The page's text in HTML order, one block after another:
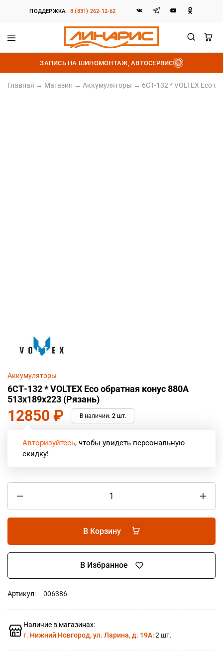
ПОДДЕРЖКА: 8 (831) 262-12-62
Линарис
Продажа
шин,
дисков
и
аккумуляторов
ЗАПИСЬ НА ШИНОМОНТАЖ, АВТОСЕРВИС
Главная → Магазин → Аккумуляторы → 6СТ-132 * VOLTEX Eco
Аккумуляторы
6СТ-132 * VOLTEX Eco обратная конус 880А
513x189x223 (Рязань)
12850 ₽ В наличии: 2 шт.
Авторизуйтесь, чтобы увидеть персональную
скидку!
В Корзину
В Избранное
Артикул: 006386
Наличие в магазинах:
г. Нижний Новгород, ул. Ларина, д. 19А: 2 шт.